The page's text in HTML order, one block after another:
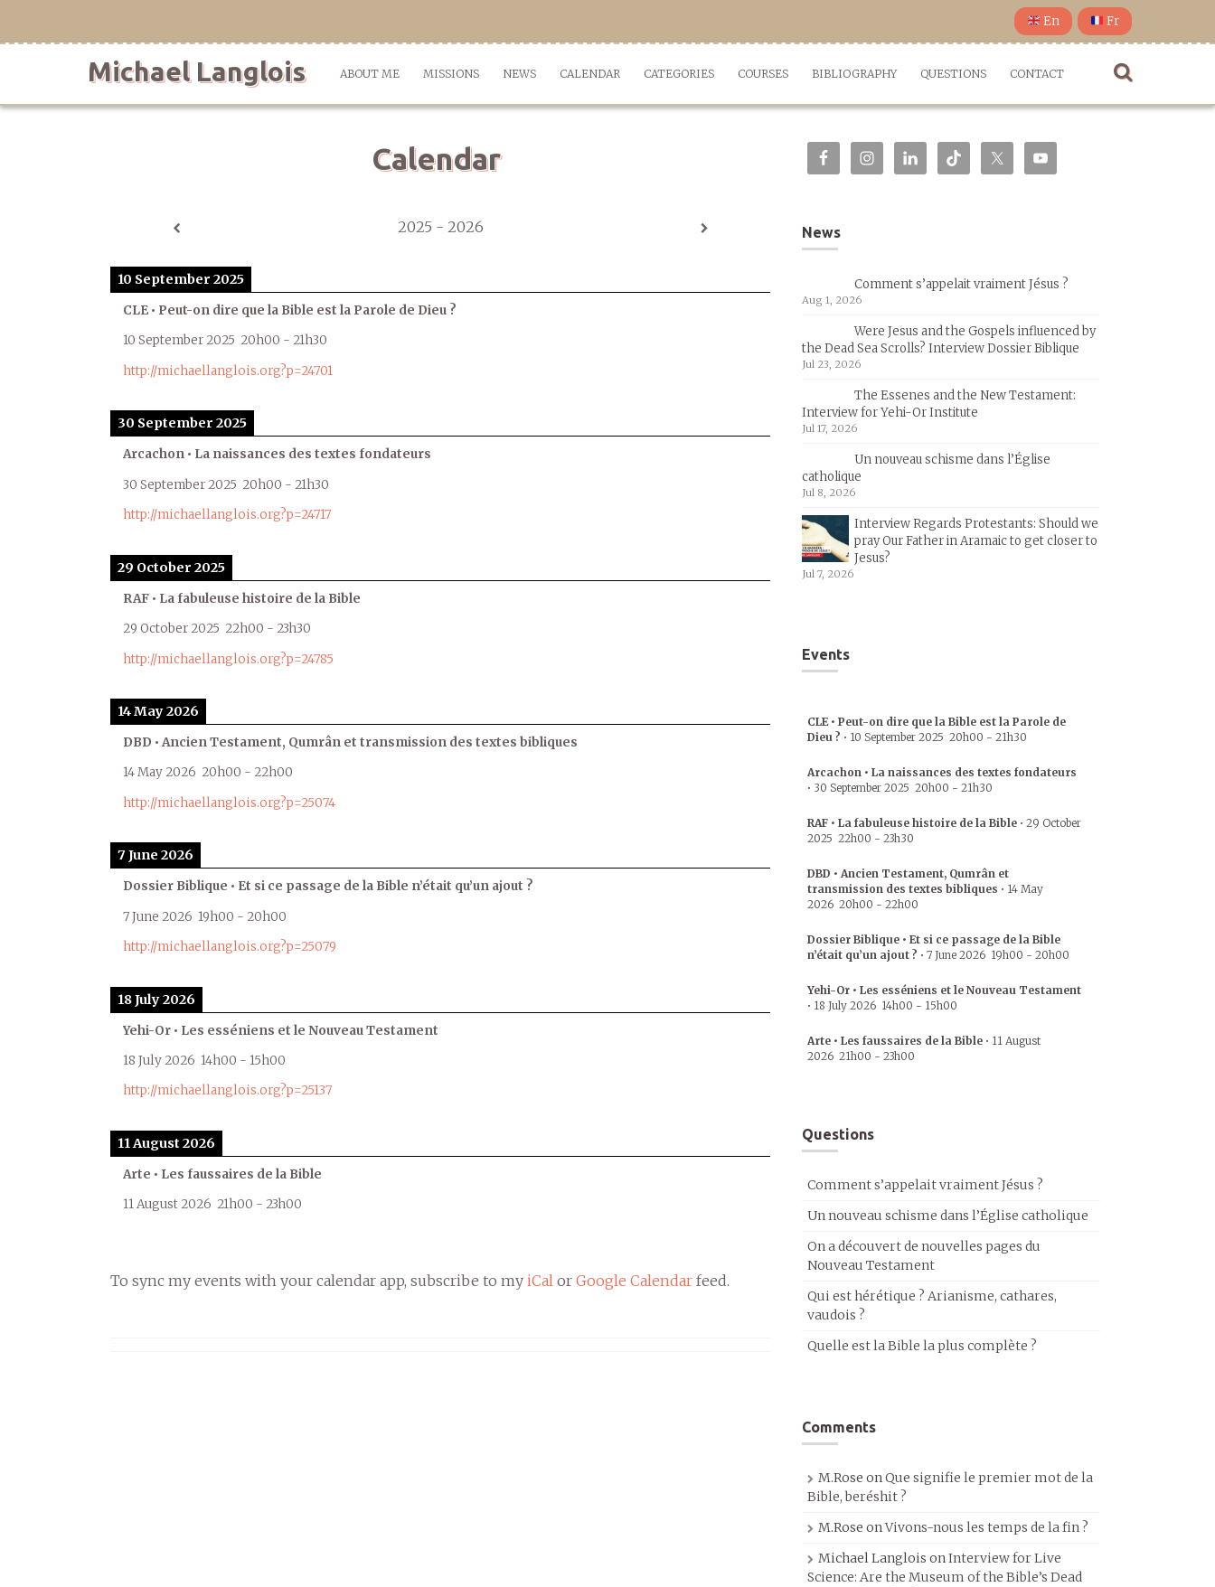
En Fr
Michael Langlois ABOUT ME MISSIONS NEWS CALENDAR CATEGORIES COURSES BIBLIOGRAPHY QUESTIONS CONTACT
Calendar
2025 - 2026
10 September 2025
CLE • Peut-on dire que la Bible est la Parole de Dieu ?
10 September 2025 20h00 - 21h30
http://michaellanglois.org?p=24701
30 September 2025
Arcachon • La naissances des textes fondateurs
30 September 2025 20h00 - 21h30
http://michaellanglois.org?p=24717
29 October 2025
RAF • La fabuleuse histoire de la Bible
29 October 2025 22h00 - 23h30
http://michaellanglois.org?p=24785
14 May 2026
DBD • Ancien Testament, Qumrân et transmission des textes bibliques
14 May 2026 20h00 - 22h00
http://michaellanglois.org?p=25074
7 June 2026
Dossier Biblique • Et si ce passage de la Bible n’était qu’un ajout ?
7 June 2026 19h00 - 20h00
http://michaellanglois.org?p=25079
18 July 2026
Yehi-Or • Les esséniens et le Nouveau Testament
18 July 2026 14h00 - 15h00
http://michaellanglois.org?p=25137
11 August 2026
Arte • Les faussaires de la Bible
11 August 2026 21h00 - 23h00
To sync my events with your calendar app, subscribe to my iCal or Google Calendar feed.
News
Comment s’appelait vraiment Jésus ?
Aug 1, 2026
Were Jesus and the Gospels influenced by
the Dead Sea Scrolls? Interview Dossier Biblique
Jul 23, 2026
The Essenes and the New Testament:
Interview for Yehi-Or Institute
Jul 17, 2026
Un nouveau schisme dans l’Église
catholique
Jul 8, 2026
Interview Regards Protestants: Should we
pray Our Father in Aramaic to get closer to
Jesus?
Jul 7, 2026
Events
CLE • Peut-on dire que la Bible est la Parole de
Dieu ? • 10 September 2025 20h00 - 21h30
Arcachon • La naissances des textes fondateurs
• 30 September 2025 20h00 - 21h30
RAF • La fabuleuse histoire de la Bible • 29 October
2025 22h00 - 23h30
DBD • Ancien Testament, Qumrân et
transmission des textes bibliques • 14 May
2026 20h00 - 22h00
Dossier Biblique • Et si ce passage de la Bible
n’était qu’un ajout ? • 7 June 2026 19h00 - 20h00
Yehi-Or • Les esséniens et le Nouveau Testament
• 18 July 2026 14h00 - 15h00
Arte • Les faussaires de la Bible • 11 August
2026 21h00 - 23h00
Questions
Comment s’appelait vraiment Jésus ?
Un nouveau schisme dans l’Église catholique
On a découvert de nouvelles pages du
Nouveau Testament
Qui est hérétique ? Arianisme, cathares,
vaudois ?
Quelle est la Bible la plus complète ?
Comments
M.Rose onQue signifie le premier mot de la
Bible, beréshit ?
M.Rose onVivons-nous les temps de la fin ?
Michael Langlois onInterview for Live
Science: Are the Museum of the Bible’s Dead